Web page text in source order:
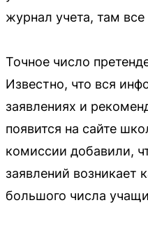
журнал учета, там все
Точное число
Известно, что вся
заявлениях и
появится на сайте
комиссии добавили,
заявлений возникает
большого числа